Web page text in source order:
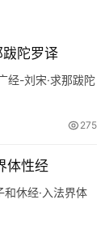
陀罗译
经-刘宋·求那跋陀
275
体性经
休经·入法界体